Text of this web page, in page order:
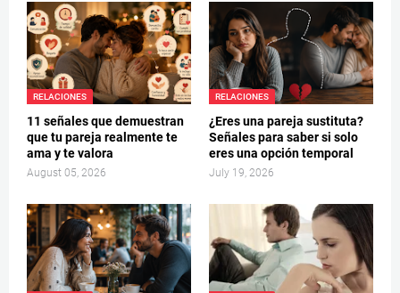
RELACIONES
11 señales que demuestran
que tu pareja realmente te
ama y te valora
August 05, 2026
RELACIONES
¿Eres una pareja sustituta?
Señales para saber si solo
eres una opción temporal
July 19, 2026